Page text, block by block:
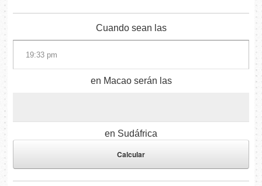
Cuando sean las
en Macao serán las
en Sudáfrica